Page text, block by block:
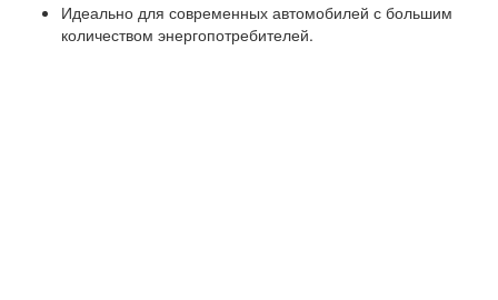
Идеально для современных автомобилей с большим
количеством энергопотребителей.